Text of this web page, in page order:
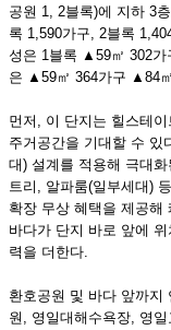
공원 1, 2블록)에 지하 3
록 1,590가구, 2블록
성은 1블록 ▲59㎡ 302
은 ▲59㎡ 364가구 ▲84
먼저, 이 단지는 힐스테
주거공간을 기대할 수 있
대) 설계를 적용해 극대
트리, 알파룸(일부세대)
확장 무상 혜택을 제공해
바다가 단지 바로 앞에
력을 더한다.
환호공원 및 바다 앞까지
원, 영일대해수욕장, 영일